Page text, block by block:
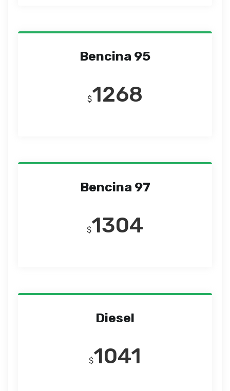
Bencina 95
$1268
Bencina 97
$1304
Diesel
$1041